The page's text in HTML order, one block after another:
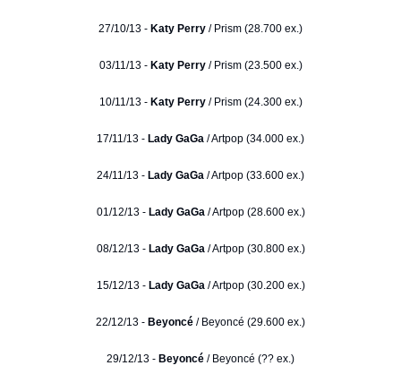
27/10/13 - Katy Perry / Prism (28.700 ex.)
03/11/13 - Katy Perry/ Prism (23.500 ex.)
10/11/13 - Katy Perry/ Prism (24.300 ex.)
17/11/13 - Lady GaGa / Artpop (34.000 ex.)
24/11/13 - Lady GaGa / Artpop (33.600 ex.)
01/12/13 - Lady GaGa/ Artpop (28.600 ex.)
08/12/13 - Lady GaGa/ Artpop (30.800 ex.)
15/12/13 - Lady GaGa/ Artpop (30.200 ex.)
22/12/13 - Beyoncé / Beyoncé (29.600 ex.)
29/12/13 - Beyoncé / Beyoncé (?? ex.)